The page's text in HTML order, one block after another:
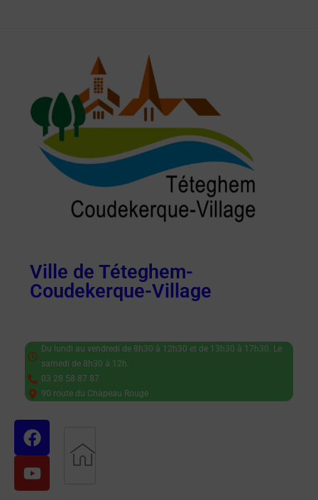
Ville de Téteghem-
Coudekerque-Village
Du lundi au vendredi de 8h30 à 12h30 et de 13h30 à 17h30. Le
samedi de 8h30 à 12h.
03 28 58 87 87
90 route du Chapeau Rouge